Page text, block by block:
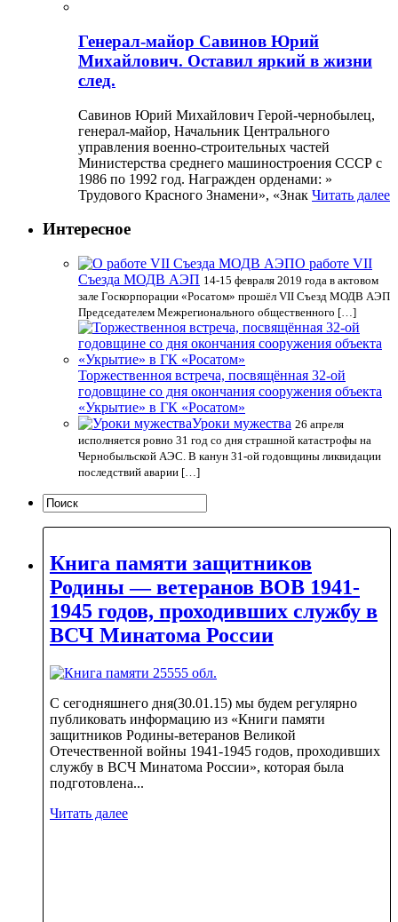
Генерал-майор Савинов Юрий
Михайлович. Оставил яркий в жизни
след.
Савинов Юрий Михайлович Герой-чернобылец,
генерал-майор, Начальник Центрального
управления военно-строительных частей
Министерства среднего машиностроения СССР с
1986 по 1992 год. Награжден орденами: »
Трудового Красного Знамени», «Знак Читать далее
Интересное
О работе VII
Cъезда МОДВ АЭП 14-15 февраля 2019 года в актовом
зале Госкорпорации «Росатом» прошёл VII Cъезд МОДВ АЭП
Председателем Межрегионального общественного […]
Торжественноя встреча, посвящённая 32-ой
годовщине со дня окончания сооружения объекта
«Укрытие» в ГК «Росатом»
Уроки мужества 26 апреля
исполняется ровно 31 год со дня страшной катастрофы на
Чернобыльской АЭС. В канун 31-ой годовщины ликвидации
последствий аварии […]
Книга памяти защитников
Родины — ветеранов ВОВ 1941-
1945 годов, проходивших службу в
ВСЧ Минатома России
С сегодняшнего дня(30.01.15) мы будем регулярно
публиковать информацию из «Книги памяти
защитников Родины-ветеранов Великой
Отечественной войны 1941-1945 годов, проходивших
службу в ВСЧ Минатома России», которая была
подготовлена...
Читать далее